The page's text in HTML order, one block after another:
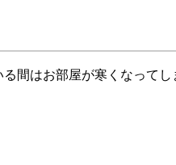
間はお部屋が寒くなって